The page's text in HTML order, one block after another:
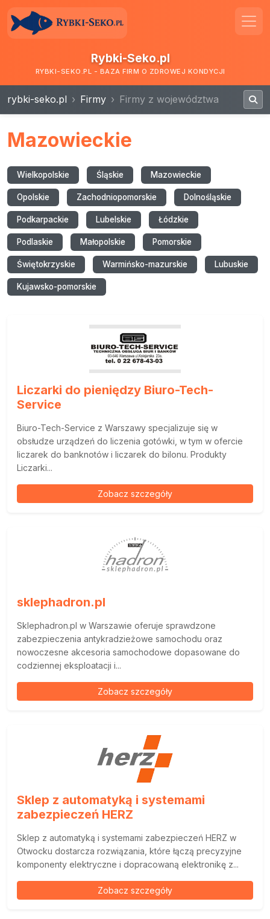
Rybki-Seko.pl
RYBKI-SEKO.PL - BAZA FIRM O ZDROWEJ KONDYCJI
rybki-seko.pl Firmy Firmy z województwa
Mazowieckie
Wielkopolskie Śląskie Mazowieckie
Opolskie Zachodniopomorskie Dolnośląskie
Podkarpackie Lubelskie Łódzkie
Podlaskie Małopolskie Pomorskie
Świętokrzyskie Warmińsko-mazurskie Lubuskie
Kujawsko-pomorskie
Liczarki do pieniędzy Biuro-Tech-
Service
Biuro-Tech-Service z Warszawy specjalizuje się w
obsłudze urządzeń do liczenia gotówki, w tym w ofercie
liczarek do banknotów i liczarek do bilonu. Produkty
Liczarki...
Zobacz szczegóły
sklephadron.pl
Sklephadron.pl w Warszawie oferuje sprawdzone
zabezpieczenia antykradzieżowe samochodu oraz
nowoczesne akcesoria samochodowe dopasowane do
codziennej eksploatacji i...
Zobacz szczegóły
Sklep z automatyką i systemami
zabezpieczeń HERZ
Sklep z automatyką i systemami zabezpieczeń HERZ w
Otwocku dostarcza rozwiązania, które łączą precyzyjne
komponenty elektryczne i dopracowaną elektronikę z...
Zobacz szczegóły